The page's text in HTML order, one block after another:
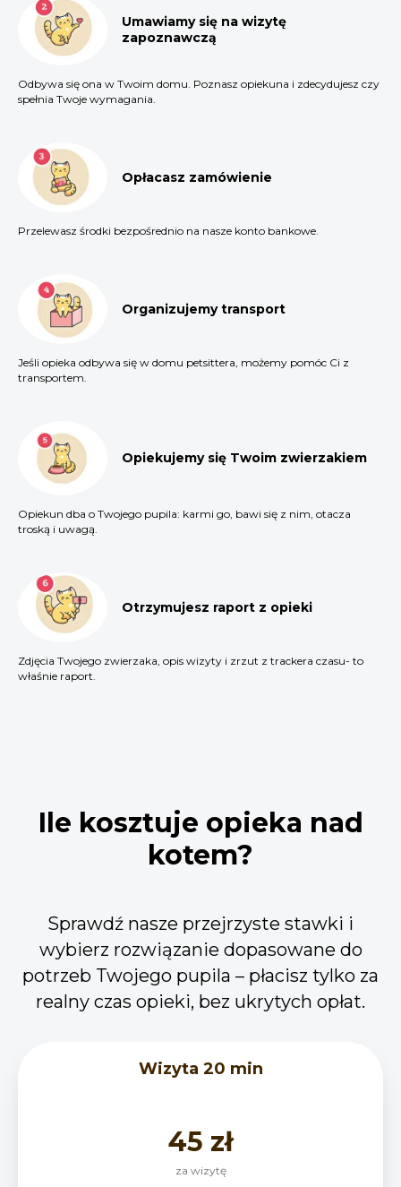
Umawiamy się na wizytę
zapoznawczą
Odbywa się ona w Twoim domu. Poznasz opiekuna i zdecydujesz czy
spełnia Twoje wymagania.
Opłacasz zamówienie
Przelewasz środki bezpośrednio na nasze konto bankowe.
Organizujemy transport
Jeśli opieka odbywa się w domu petsittera, możemy pomóc Ci z
transportem.
Opiekujemy się Twoim zwierzakiem
Opiekun dba o Twojego pupila: karmi go, bawi się z nim, otacza
troską i uwagą.
Otrzymujesz raport z opieki
Zdjęcia Twojego zwierzaka, opis wizyty i zrzut z trackera czasu- to
właśnie raport.
Ile kosztuje opieka nad
kotem?
Sprawdź nasze przejrzyste stawki i
wybierz rozwiązanie dopasowane do
potrzeb Twojego pupila – płacisz tylko za
realny czas opieki, bez ukrytych opłat.
Wizyta 20 min
45 zł
za wizytę